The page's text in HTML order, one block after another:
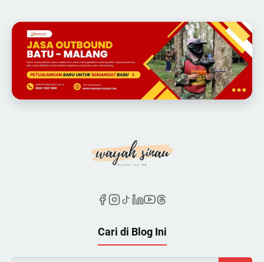
Cari di Blog Ini